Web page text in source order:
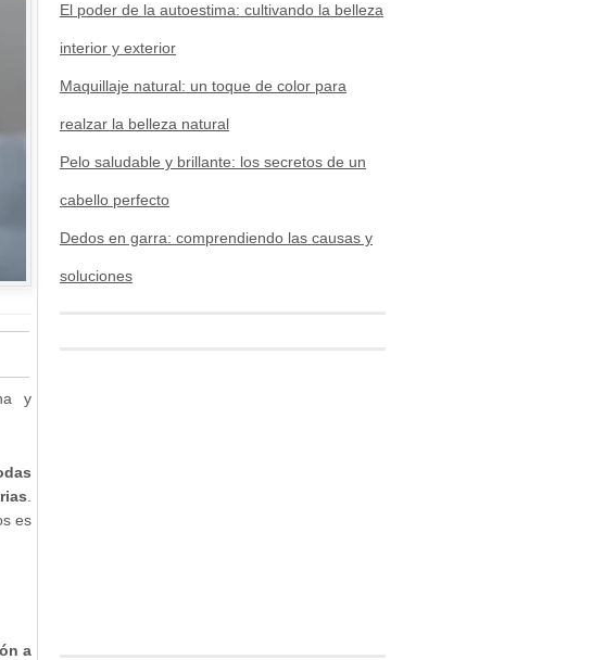
y
es
a
El poder de la autoestima: cultivando la belleza
interior y exterior
Maquillaje natural: un toque de color para
realzar la belleza natural
Pelo saludable y brillante: los secretos de un
cabello perfecto
Dedos en garra: comprendiendo las causas y
soluciones